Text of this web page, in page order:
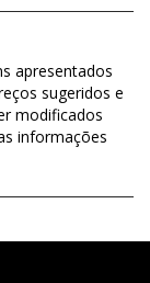
apresentados
sugeridos e
modificados
informações